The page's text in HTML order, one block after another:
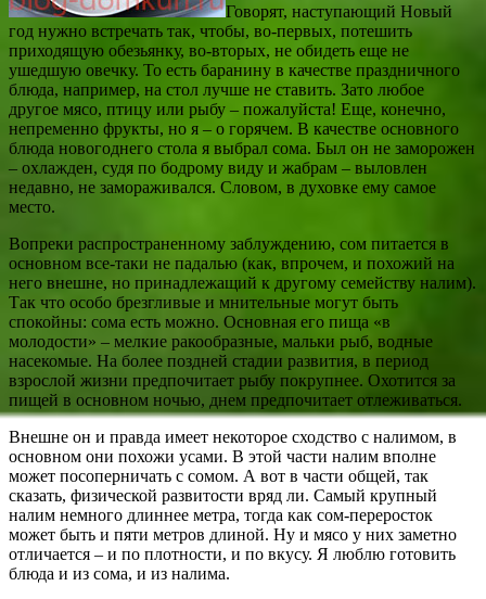
Говорят, наступающий Новый
год нужно встречать так, чтобы, во-первых, потешить
приходящую обезьянку, во-вторых, не обидеть еще не
ушедшую овечку. То есть баранину в качестве праздничного
блюда, например, на стол лучше не ставить. Зато любое
другое мясо, птицу или рыбу – пожалуйста! Еще, конечно,
непременно фрукты, но я – о горячем. В качестве основного
блюда новогоднего стола я выбрал сома. Был он не заморожен
– охлажден, судя по бодрому виду и жабрам – выловлен
недавно, не замораживался. Словом, в духовке ему самое
место.
Вопреки распространенному заблуждению, сом питается в
основном все-таки не падалью (как, впрочем, и похожий на
него внешне, но принадлежащий к другому семейству налим).
Так что особо брезгливые и мнительные могут быть
спокойны: сома есть можно. Основная его пища «в
молодости» – мелкие ракообразные, мальки рыб, водные
насекомые. На более поздней стадии развития, в период
взрослой жизни предпочитает рыбу покрупнее. Охотится за
пищей в основном ночью, днем предпочитает отлеживаться.
Внешне он и правда имеет некоторое сходство с налимом, в
основном они похожи усами. В этой части налим вполне
может посоперничать с сомом. А вот в части общей, так
сказать, физической развитости вряд ли. Самый крупный
налим немного длиннее метра, тогда как сом-переросток
может быть и пяти метров длиной. Ну и мясо у них заметно
отличается – и по плотности, и по вкусу. Я люблю готовить
блюда и из сома, и из налима.